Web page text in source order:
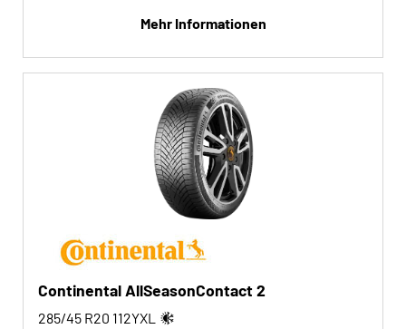
Mehr Informationen
Continental AllSeasonContact 2
285/45 R20 112YXL